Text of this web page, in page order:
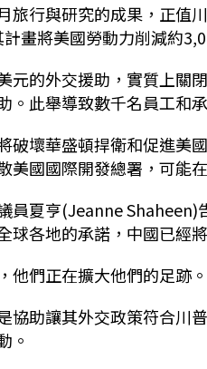
旅行與研究的成果，正值
畫將美國勞動力削減約
元的外交援助，實質上關
。此舉導致數千名員工和
破壞華盛頓捍衛和促進
美國國際開發總署，可能
員夏亨(Jeanne
球各地的承諾，中國已經
們正在擴大他們的足跡。
協助讓其外交政策符合川
。